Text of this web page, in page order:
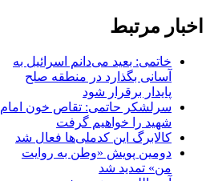
اخبار مرتبط
خاتمی: بعید می‌دانم اسرائیل به
آسانی بگذارد در منطقه صلح
پایدار برقرار شود
سرلشکر حاتمی: تقاص خون امام
شهید را خواهیم گرفت
کالابرگ این کدملی‌ها فعال شد
دومین پویش «وطن به روایت
من» تمدید شد